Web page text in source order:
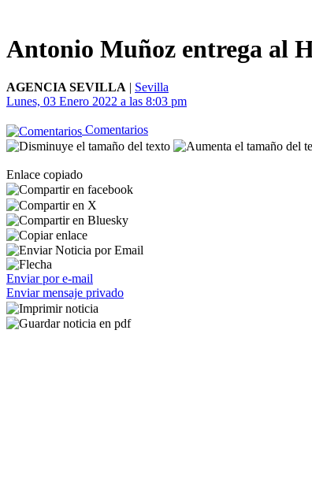
Antonio Muñoz entrega al
AGENCIA SEVILLA | Sevilla
Lunes, 03 Enero 2022 a las 8:03 pm
Comentarios
Enlace copiado
Enviar por e-mail
Enviar mensaje privado